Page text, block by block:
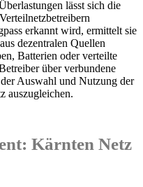
lässt sich die
erkannt wird, ermittelt sie
dezentralen Quellen
Batterien oder verteilte
über verbundene
Auswahl und Nutzung der
auszugleichen.
Kärnten Netz